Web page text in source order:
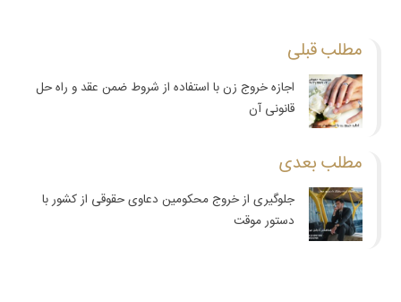
مطلب قبلی
اجازه خروج زن با استفاده از شروط ضمن عقد و راه حل
قانونی آن
مطلب بعدی
جلوگیری از خروج محکومین دعاوی حقوقی از کشور با
دستور موقت